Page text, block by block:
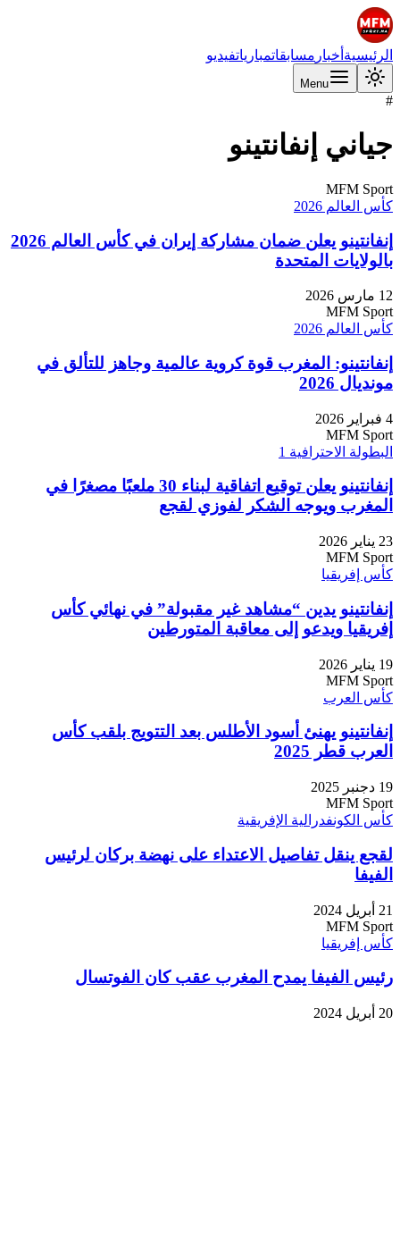
الرئيسية أخبار مسابقاتمبارياتفيديو
Menu
#
جياني إنفانتينو
MFM Sport
كأس العالم 2026
إنفانتينو يعلن ضمان مشاركة إيران في كأس العالم 2026
بالولايات المتحدة
12 مارس 2026
MFM Sport
كأس العالم 2026
إنفانتينو: المغرب قوة كروية عالمية وجاهز للتألق في
مونديال 2026
4 فبراير 2026
MFM Sport
البطولة الاحترافية 1
إنفانتينو يعلن توقيع اتفاقية لبناء 30 ملعبًا مصغرًا في
المغرب ويوجه الشكر لفوزي لقجع
23 يناير 2026
MFM Sport
كأس إفريقيا
إنفانتينو يدين “مشاهد غير مقبولة” في نهائي كأس
إفريقيا ويدعو إلى معاقبة المتورطين
19 يناير 2026
MFM Sport
كأس العرب
إنفانتينو يهنئ أسود الأطلس بعد التتويج بلقب كأس
العرب قطر 2025
19 دجنبر 2025
MFM Sport
كأس الكونفدرالية الإفريقية
لقجع ينقل تفاصيل الاعتداء على نهضة بركان لرئيس
الفيفا
21 أبريل 2024
MFM Sport
كأس إفريقيا
رئيس الفيفا يمدح المغرب عقب كان الفوتسال
20 أبريل 2024